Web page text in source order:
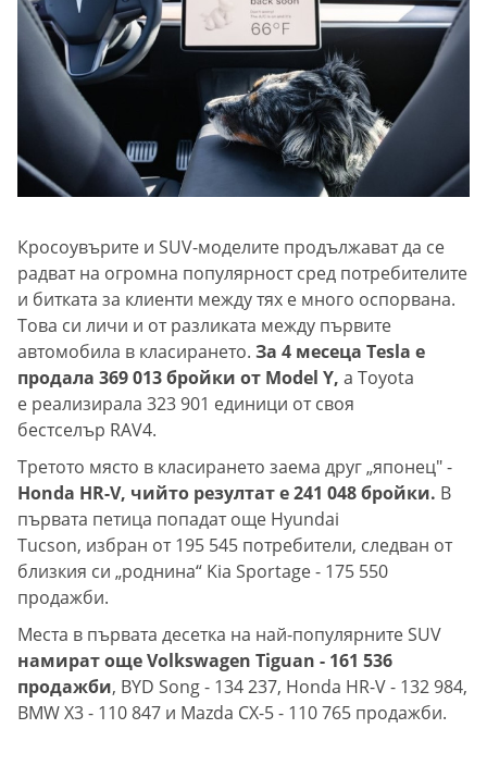
Кросоувърите и SUV-моделите продължават да се
радват на огромна популярност сред потребителите
и битката за клиенти между тях е много оспорвана.
Това си личи и от разликата между първите
автомобила в класирането. За 4 месеца Tesla е
продала 369 013 бройки от Model Y, а Toyota
е реализирала 323 901 единици от своя
бестселър RAV4.
Третото място в класирането заема друг „японец" -
Honda HR-V, чийто резултат е 241 048 бройки. В
първата петица попадат още Hyundai
Tucson, избран от 195 545 потребители, следван от
близкия си „роднина“ Kia Sportage - 175 550
продажби.
Места в първата десетка на най-популярните SUV
намират още Volkswagen Tiguan - 161 536
продажби, BYD Song - 134 237, Honda HR-V - 132 984,
BMW X3 - 110 847 и Mazda CX-5 - 110 765 продажби.